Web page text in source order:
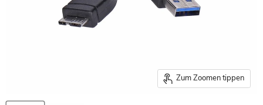
Zum Zoomen tippen